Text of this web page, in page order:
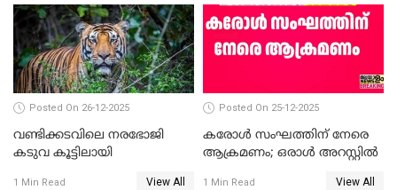
സത്യപ്രതിജ്ഞ ചടങ്ങില്‍
ചട്ടലംഘനമെന്ന് പാർട്ടി
Posted On 26-12-2025
വണ്ടിക്കടവിലെ നരഭോജി
കടുവ കൂട്ടിലായി
1 Min Read View All
Posted On 25-12-2025
കരോള്‍ സംഘത്തിന് നേരെ
ആക്രമണം; ഒരാള്‍ അറസ്റ്റില്‍
1 Min Read View All